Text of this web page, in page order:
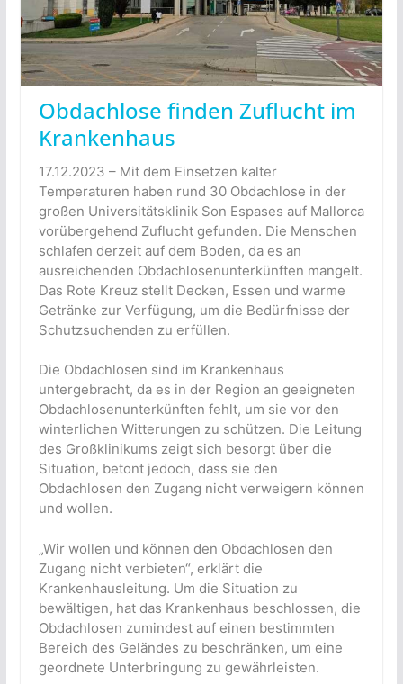
Obdachlose finden Zuflucht im
Krankenhaus
17.12.2023 – Mit dem Einsetzen kalter
Temperaturen haben rund 30 Obdachlose in der
großen Universitätsklinik Son Espases auf Mallorca
vorübergehend Zuflucht gefunden. Die Menschen
schlafen derzeit auf dem Boden, da es an
ausreichenden Obdachlosenunterkünften mangelt.
Das Rote Kreuz stellt Decken, Essen und warme
Getränke zur Verfügung, um die Bedürfnisse der
Schutzsuchenden zu erfüllen.
Die Obdachlosen sind im Krankenhaus
untergebracht, da es in der Region an geeigneten
Obdachlosenunterkünften fehlt, um sie vor den
winterlichen Witterungen zu schützen. Die Leitung
des Großklinikums zeigt sich besorgt über die
Situation, betont jedoch, dass sie den
Obdachlosen den Zugang nicht verweigern können
und wollen.
„Wir wollen und können den Obdachlosen den
Zugang nicht verbieten“, erklärt die
Krankenhausleitung. Um die Situation zu
bewältigen, hat das Krankenhaus beschlossen, die
Obdachlosen zumindest auf einen bestimmten
Bereich des Geländes zu beschränken, um eine
geordnete Unterbringung zu gewährleisten.